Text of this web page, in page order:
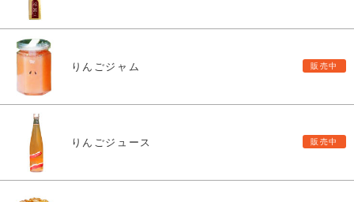
りんごジャム
りんごジュース